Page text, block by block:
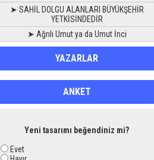
➤ SAHİL DOLGU ALANLARI BÜYÜKŞEHİR
YETKİSİNDEDİR
➤ Ağrılı Umut ya da Umut İnci
YAZARLAR
ANKET
Yeni tasarımı beğendiniz mi?
Evet